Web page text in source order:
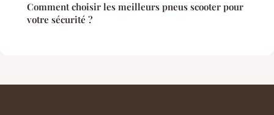
Comment choisir les meilleurs pneus scooter pour
votre sécurité ?